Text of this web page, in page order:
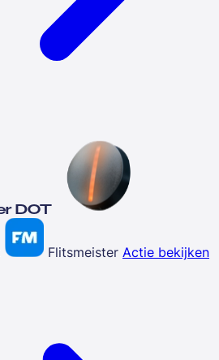
DOT
Flitsmeister Actie bekijken